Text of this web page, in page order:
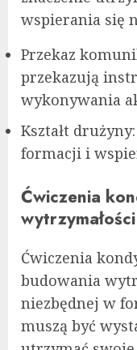
wspierania się
Przekaz
przekazują
wykonywania
Kształt
formacji i
Ćwiczenia
Ćwiczenia
budowania
niezbędnej w
muszą być